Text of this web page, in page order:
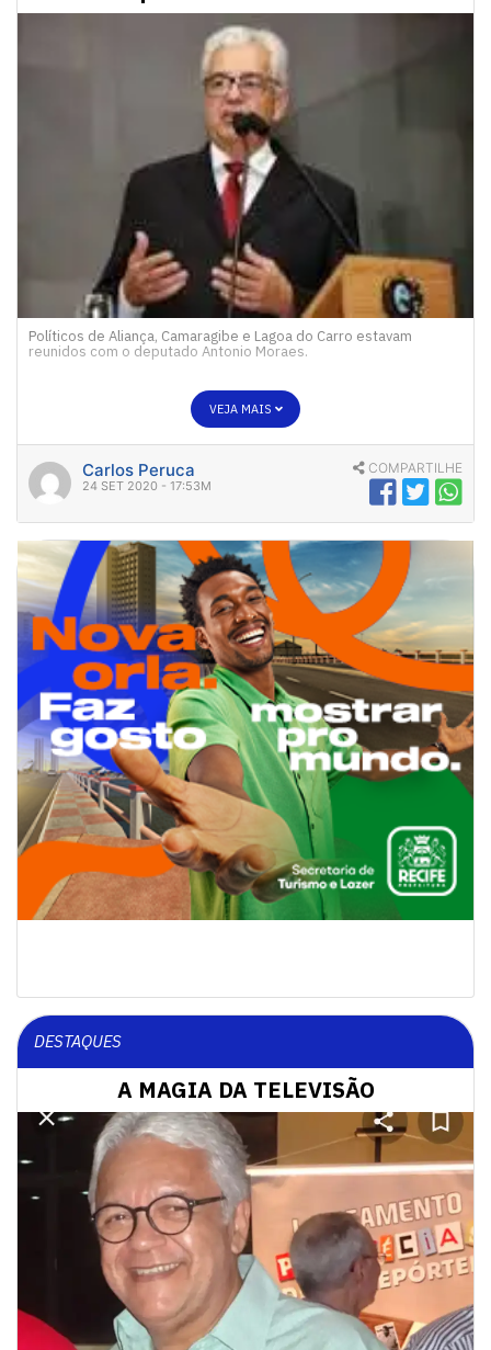
Políticos de Aliança, Camaragibe e Lagoa do Carro estavam
reunidos com o deputado Antonio Moraes.
VEJA MAIS
Carlos Peruca
24 SET 2020 - 17:53M
COMPARTILHE
DESTAQUES
A MAGIA DA TELEVISÃO